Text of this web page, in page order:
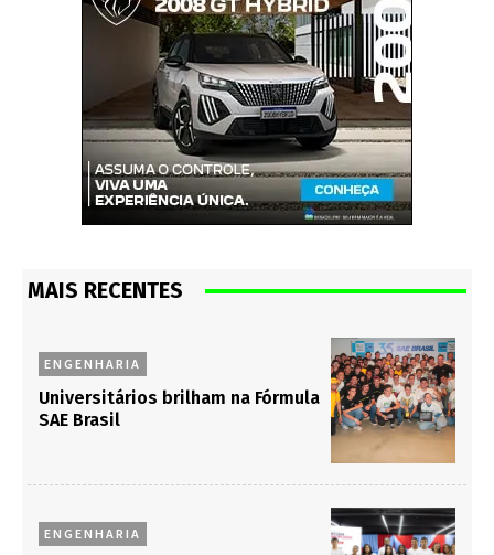
MAIS RECENTES
ENGENHARIA
Universitários brilham na Fórmula
SAE Brasil
ENGENHARIA